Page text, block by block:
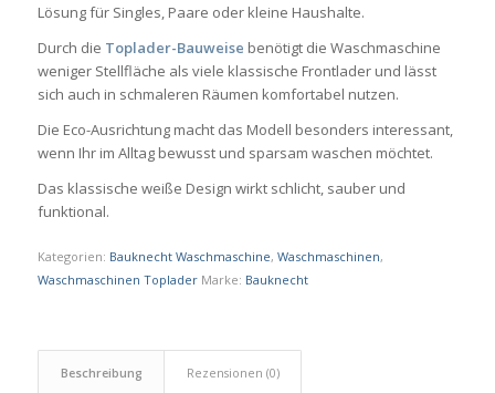
Lösung für Singles, Paare oder kleine Haushalte.
Durch die Toplader-Bauweise benötigt die Waschmaschine
weniger Stellfläche als viele klassische Frontlader und lässt
sich auch in schmaleren Räumen komfortabel nutzen.
Die Eco-Ausrichtung macht das Modell besonders interessant,
wenn Ihr im Alltag bewusst und sparsam waschen möchtet.
Das klassische weiße Design wirkt schlicht, sauber und
funktional.
Kategorien: Bauknecht Waschmaschine, Waschmaschinen,
Waschmaschinen Toplader Marke: Bauknecht
Beschreibung Rezensionen (0)